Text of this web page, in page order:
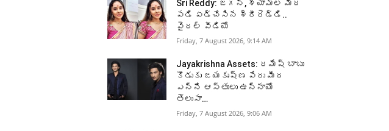
Sri Reddy: జగన్, శ్యామల మీద
పడి ఏడ్చేసిన శ్రీరెడ్డి..
వైరల్ వీడియో
Friday, 7 August 2026, 9:14 AM
Jayakrishna Assets: రమేష్ బాబు
కొడుకు జయకృష్ణ పేరు మీద
ఎన్ని ఆస్తులు ఉన్నాయో
తెలుసా…
Friday, 7 August 2026, 9:06 AM